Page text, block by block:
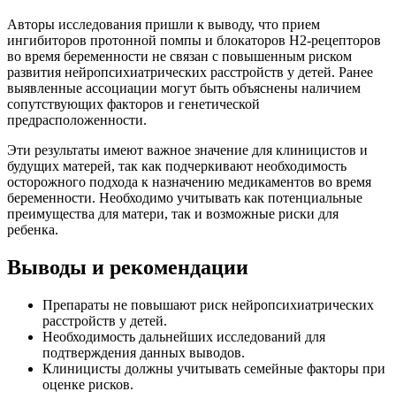
Авторы исследования пришли к выводу, что прием
ингибиторов протонной помпы и блокаторов H2-рецепторов
во время беременности не связан с повышенным риском
развития нейропсихиатрических расстройств у детей. Ранее
выявленные ассоциации могут быть объяснены наличием
сопутствующих факторов и генетической
предрасположенности.
Эти результаты имеют важное значение для клиницистов и
будущих матерей, так как подчеркивают необходимость
осторожного подхода к назначению медикаментов во время
беременности. Необходимо учитывать как потенциальные
преимущества для матери, так и возможные риски для
ребенка.
Выводы и рекомендации
Препараты не повышают риск нейропсихиатрических
расстройств у детей.
Необходимость дальнейших исследований для
подтверждения данных выводов.
Клиницисты должны учитывать семейные факторы при
оценке рисков.